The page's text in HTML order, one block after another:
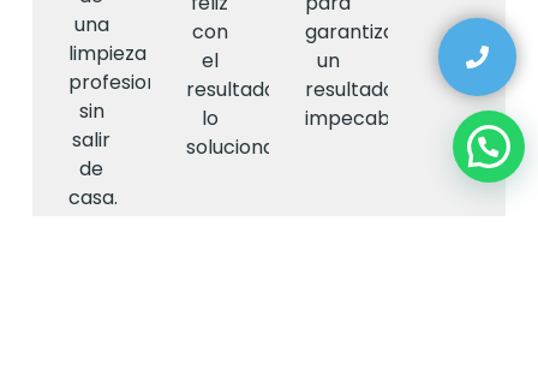
una
limpieza
profesional
sin
salir
de
casa.
con
el
resultado,
lo
solucionamos.
garantizar
un
resultado
impecable.